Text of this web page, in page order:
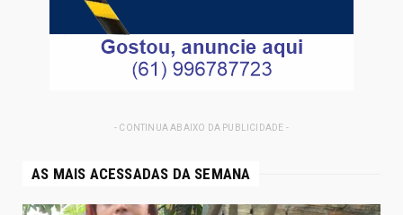
- CONTINUA ABAIXO DA PUBLICIDADE -
AS MAIS ACESSADAS DA SEMANA